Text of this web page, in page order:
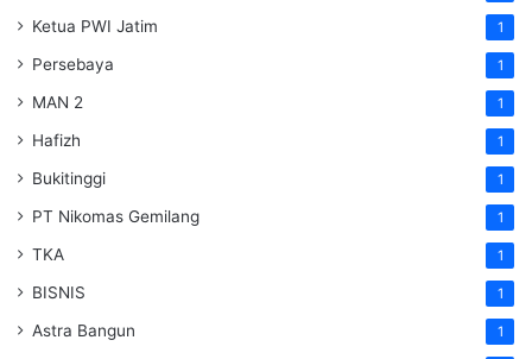
Ketua PWI Jatim 1
Persebaya 1
MAN 2 1
Hafizh 1
Bukitinggi 1
PT Nikomas Gemilang 1
TKA 1
BISNIS 1
Astra Bangun 1